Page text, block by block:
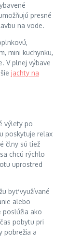
presné
na vode.
mini kuchynku,
V plnej výbave
jachty na
výlety po
poskytuje relax
člny sú tiež
chcú rýchlo
uprostred
byť využívané
alebo
poslúžia ako
pobytu pri
pobrežia a